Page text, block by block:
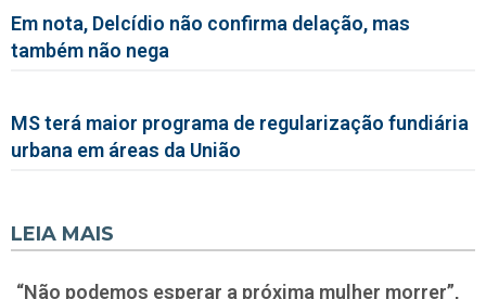
Em nota, Delcídio não confirma delação, mas
também não nega
MS terá maior programa de regularização fundiária
urbana em áreas da União
LEIA MAIS
“Não podemos esperar a próxima mulher morrer”,